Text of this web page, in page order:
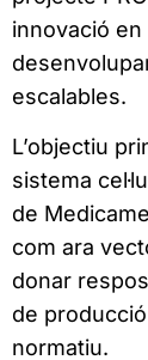
innovació en
escalables.
L’objectiu
sistema
de
com ara
donar
de
normatiu.